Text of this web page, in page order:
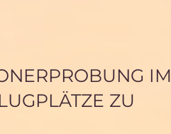
IM
ZU